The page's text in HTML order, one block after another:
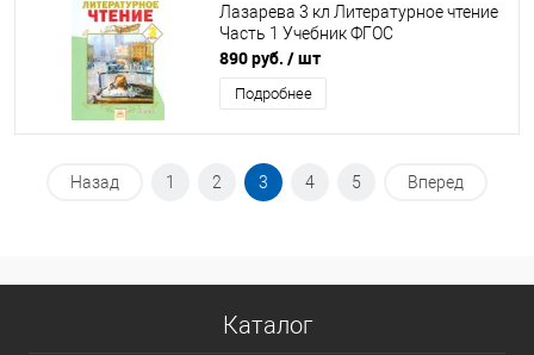
Лазарева 3 кл Литературное чтение
Часть 1 Учебник ФГОС
890 руб. / шт
Подробнее
Назад 1 2 3 4 5 Вперед
Каталог